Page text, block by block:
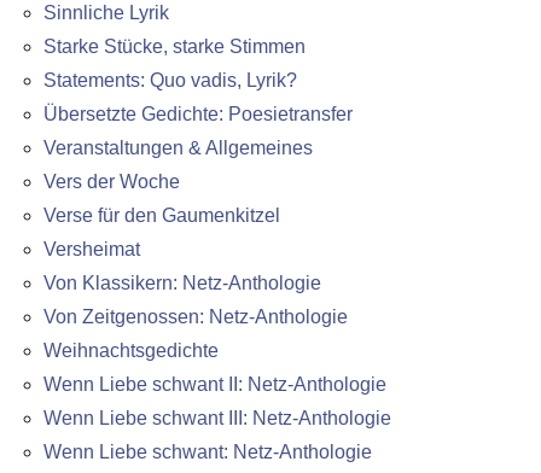
Sinnliche Lyrik
Starke Stücke, starke Stimmen
Statements: Quo vadis, Lyrik?
Übersetzte Gedichte: Poesietransfer
Veranstaltungen & Allgemeines
Vers der Woche
Verse für den Gaumenkitzel
Versheimat
Von Klassikern: Netz-Anthologie
Von Zeitgenossen: Netz-Anthologie
Weihnachtsgedichte
Wenn Liebe schwant II: Netz-Anthologie
Wenn Liebe schwant III: Netz-Anthologie
Wenn Liebe schwant: Netz-Anthologie